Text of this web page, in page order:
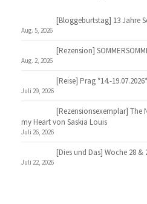
[Bloggeburtstag] 13 Jahre
Aug. 5, 2026
[Rezension]
Aug. 2, 2026
[Reise] Prag *14.-19.07.2026*
Juli 29, 2026
[Rezensionsexemplar] The
my Heart von Saskia Louis
Juli 26, 2026
[Dies und Das] Woche 28 &
Juli 22, 2026